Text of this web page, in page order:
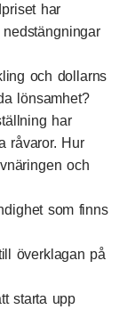
har
och dollarns
lönsamhet?
har
råvaror. Hur
och
som finns
överklagan på
starta upp